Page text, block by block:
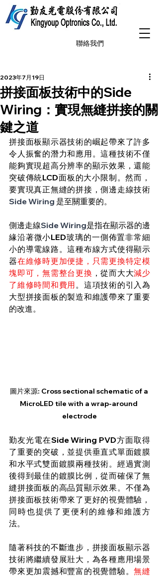
聯絡我們
拼接面板技術中的Side
Wiring：實現無縫拼接的關
鍵之道
2023年7月19日
拼接面板顯示器技術的崛起帶來了許多
令人振奮的潛力和應用。這種技術不僅
能夠實現超高分辨率的顯示效果，還能
突破傳統LCD面板的大小限制。然而，
要實現真正無縫的拼接，側邊走線技術
Side Wiring 是至關重要的。
側邊走線Side Wiring是指在顯示器的邊
緣沿著微小LED玻璃的一側佈置非常細
小的導電線路。這種布線方式使得顯示
器在維修時更加便捷，只需更換特定模
塊即可，無需整台更換 ，從而大大減少
了維修時間和費用。這項技術的引入為
大型拼接面板的製造和維護帶來了重要
的改進。
圖片來源: Cross sectional schematic of a
MicroLED tile with a wrap-around
electrode
勤友光電在Side Wiring PVD方面取得
了重要的突破，並提供垂直式單面鍍膜
和水平式雙面鍍膜兩種技術。經過實測
後得到最佳的鍍膜比例，從而確保了無
縫拼接面板的高品質顯示效果。不僅為
拼接面板技術帶來了更好的視覺體驗，
同時也提供了更便利的維修和維護方
法。
隨著科技的不斷進步，拼接面板顯示器
技術將繼續發展壯大，為各種應用場景
帶來更加震撼和豐富的視覺體驗。無縫